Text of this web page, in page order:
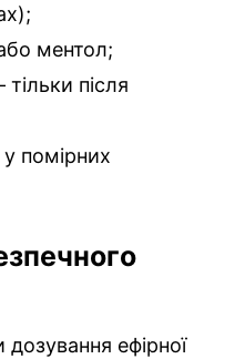
ментол;
після
помірних
ефірної